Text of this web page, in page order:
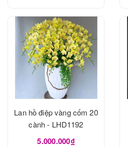
Lan hồ điệp vàng cốm 20
cành - LHD1192
5.000.000₫